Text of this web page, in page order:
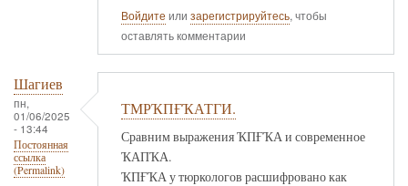
Войдите или зарегистрируйтесь, чтобы
оставлять комментарии
Шагиев
пн,
01/06/2025
- 13:44
Постоянная
ссылка
(Permalink)
ТМРҠПҒҠАТГИ.
Сравним выражения ҠПҒҠА и современное
ҠАПҠА.
ҠПҒҠА у тюркологов расшифровано как